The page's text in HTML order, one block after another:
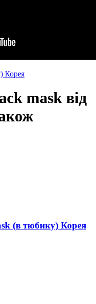
Корея
mask від
(в тюбику) Корея